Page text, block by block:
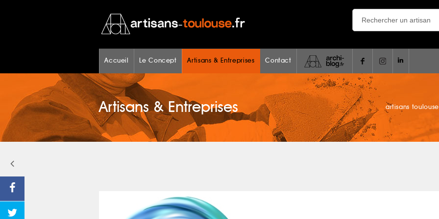
Accueil Le Concept Artisans & Entreprises Contact
Artisans & Entreprises artisans toulouse